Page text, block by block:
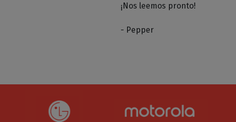
¡Nos leemos pronto!
- Pepper